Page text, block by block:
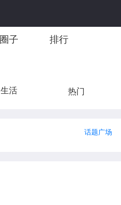
圈子 排行
生活 热门
话题广场